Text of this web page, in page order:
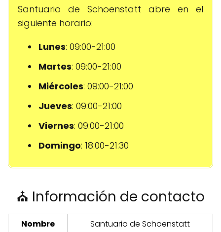
Santuario de Schoenstatt abre en el
siguiente horario:
Lunes: 09:00-21:00
Martes: 09:00-21:00
Miércoles: 09:00-21:00
Jueves: 09:00-21:00
Viernes: 09:00-21:00
Domingo: 18:00-21:30
⛪ Información de contacto
Nombre
Santuario de Schoenstatt